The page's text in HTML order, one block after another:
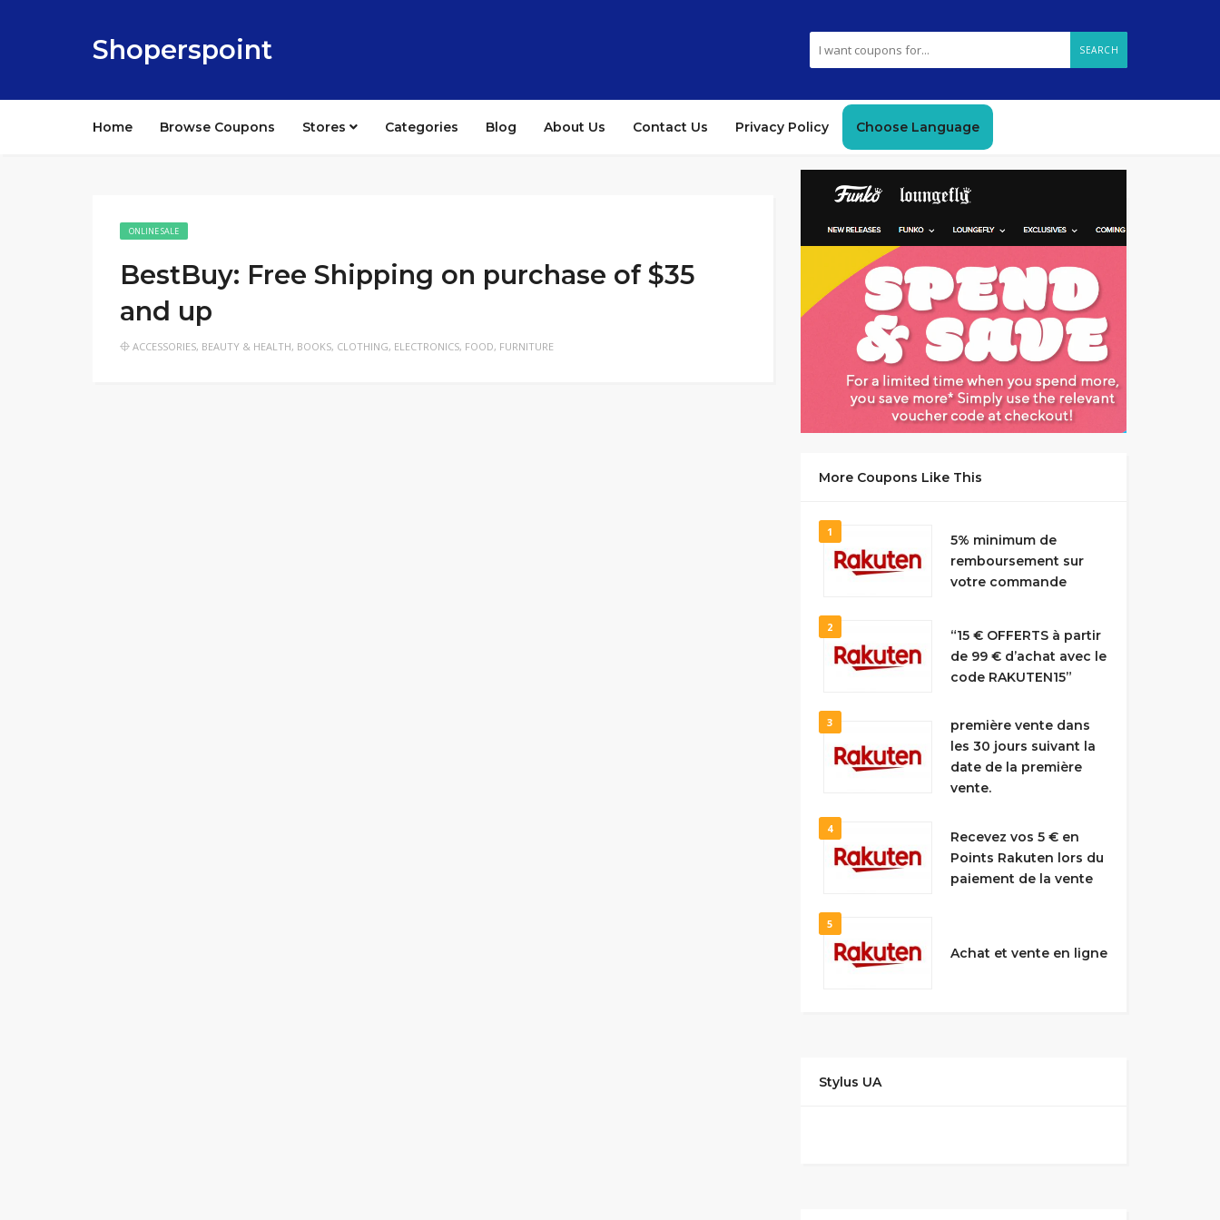
Shoperspoint SEARCH
Home Browse Coupons Stores Categories Blog About Us Contact Us Privacy Policy Choose Language
ONLINE SALE
BestBuy: Free Shipping on purchase of $35
and up
ACCESSORIES, BEAUTY & HEALTH, BOOKS, CLOTHING, ELECTRONICS, FOOD, FURNITURE
GET DEAL
More Coupons Like This
1
5% minimum de
remboursement sur
votre commande
2
“15 € OFFERTS à partir
de 99 € d’achat avec le
code RAKUTEN15”
3
première vente dans
les 30 jours suivant la
date de la première
vente.
4
Recevez vos 5 € en
Points Rakuten lors du
paiement de la vente
5
Achat et vente en ligne
Stylus UA